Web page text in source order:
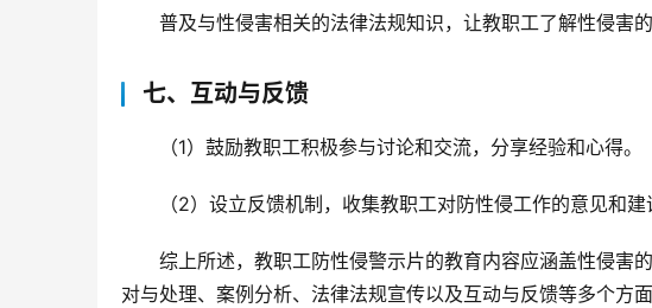
普及与性侵害相关的法律法规知识，让教职工了解性侵害
七、互动与反馈
（1）鼓励教职工积极参与讨论和交流，分享经验和心得。
（2）设立反馈机制，收集教职工对防性侵工作的意见和
综上所述，教职工防性侵警示片的教育内容应涵盖性侵害
对与处理、案例分析、法律法规宣传以及互动与反馈等多个方